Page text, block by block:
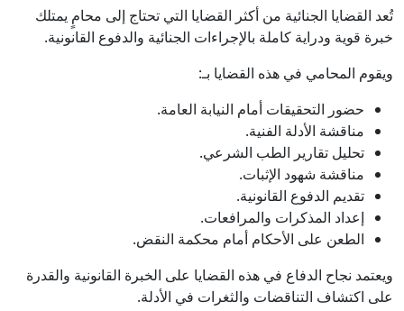
تُعد القضايا الجنائية من أكثر القضايا التي تحتاج إلى محامٍ يمتلك
خبرة قوية ودراية كاملة بالإجراءات الجنائية والدفوع القانونية.
ويقوم المحامي في هذه القضايا بـ:
حضور التحقيقات أمام النيابة العامة.
مناقشة الأدلة الفنية.
تحليل تقارير الطب الشرعي.
مناقشة شهود الإثبات.
تقديم الدفوع القانونية.
إعداد المذكرات والمرافعات.
الطعن على الأحكام أمام محكمة النقض.
ويعتمد نجاح الدفاع في هذه القضايا على الخبرة القانونية والقدرة
على اكتشاف التناقضات والثغرات في الأدلة.